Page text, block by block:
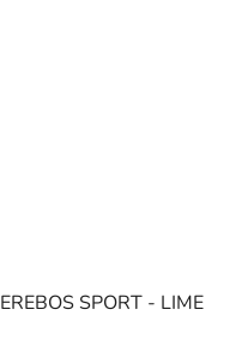
EREBOS SPORT - LIME